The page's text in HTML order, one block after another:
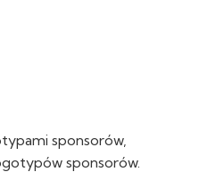
sponsorów,
sponsorów.